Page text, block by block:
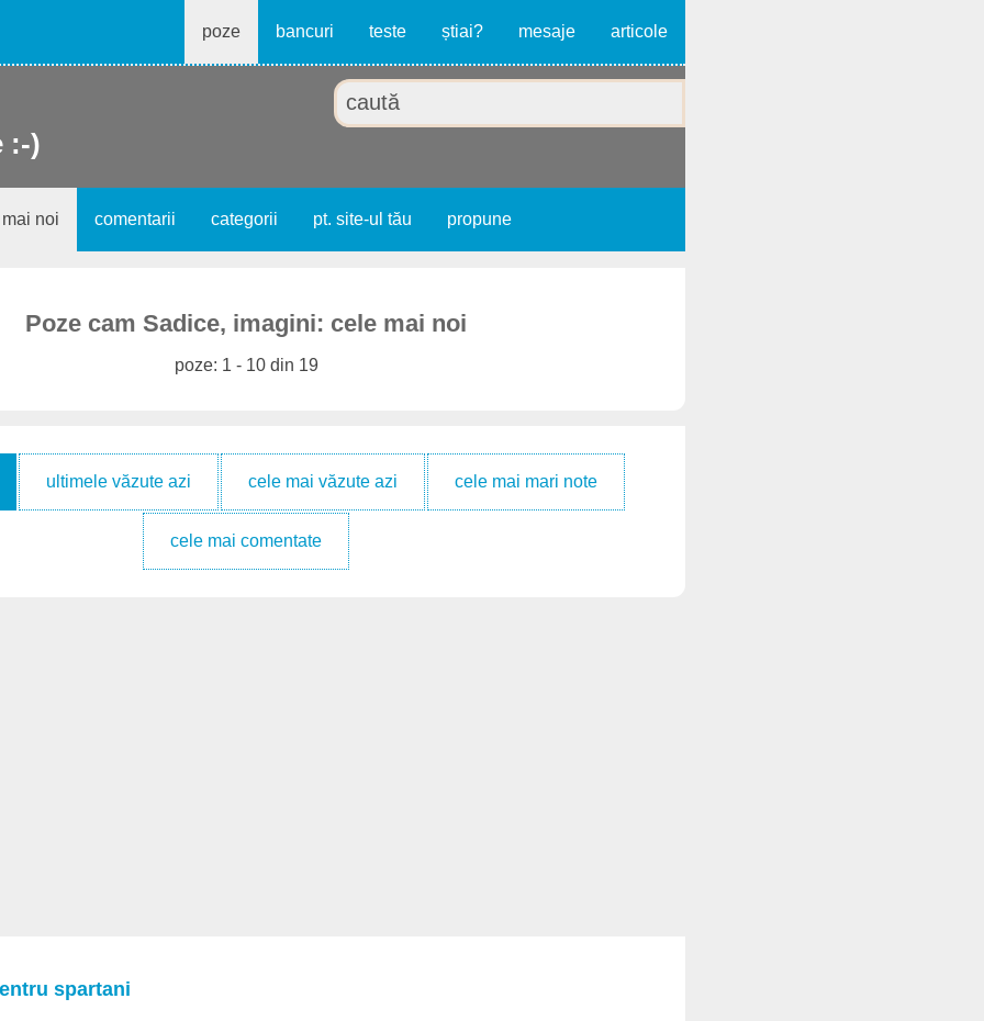
poze bancuri teste știai? mesaje articole
:-)
noi comentarii categorii pt. site-ul tău propune
Poze cam Sadice, imagini: cele mai noi
poze: 1 - 10 din 19
ultimele văzute azi cele mai văzute azi cele mai mari note
cele mai comentate
spartani